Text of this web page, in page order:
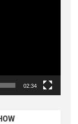
02:34